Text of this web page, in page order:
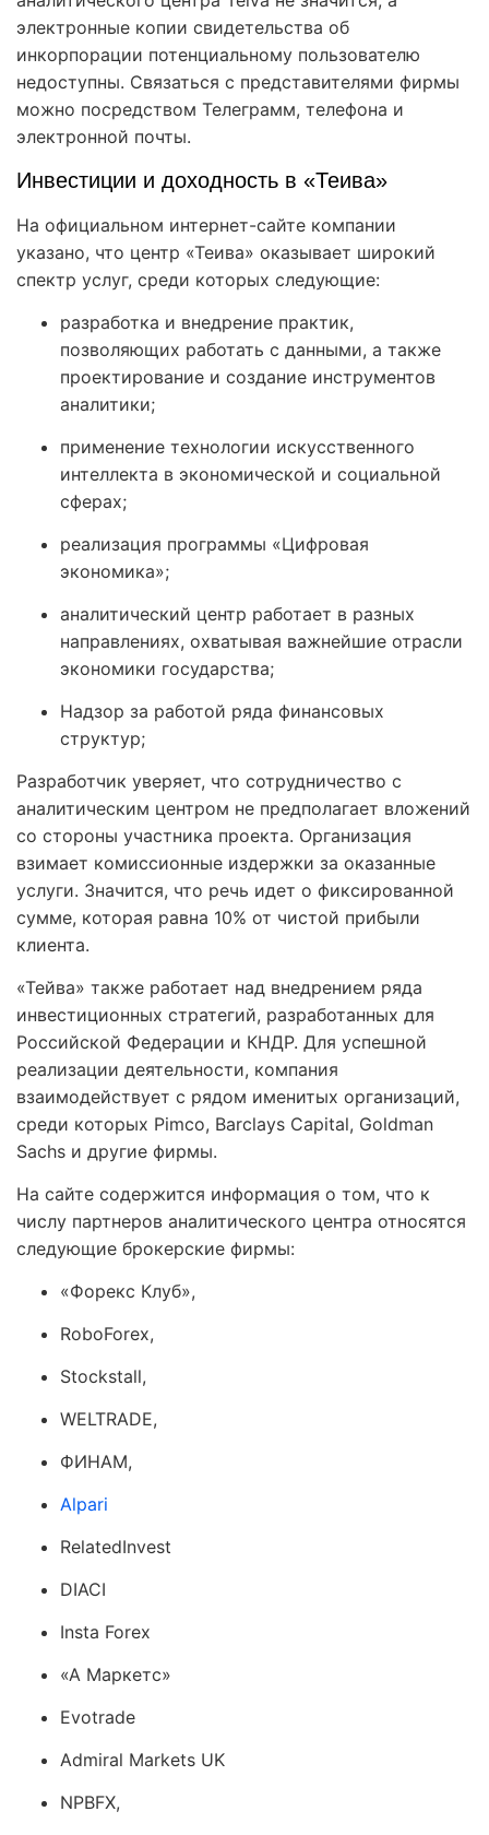
электронные копии свидетельства об
инкорпорации потенциальному пользователю
недоступны. Связаться с представителями фирмы
можно посредством Телеграмм, телефона и
электронной почты.
Инвестиции и доходность в «Теива»
На официальном интернет-сайте компании
указано, что центр «Теива» оказывает широкий
спектр услуг, среди которых следующие:
разработка и внедрение практик,
позволяющих работать с данными, а также
проектирование и создание инструментов
аналитики;
применение технологии искусственного
интеллекта в экономической и социальной
сферах;
реализация программы «Цифровая
экономика»;
аналитический центр работает в разных
направлениях, охватывая важнейшие отрасли
экономики государства;
Надзор за работой ряда финансовых
структур;
Разработчик уверяет, что сотрудничество с
аналитическим центром не предполагает вложений
со стороны участника проекта. Организация
взимает комиссионные издержки за оказанные
услуги. Значится, что речь идет о фиксированной
сумме, которая равна 10% от чистой прибыли
клиента.
«Тейва» также работает над внедрением ряда
инвестиционных стратегий, разработанных для
Российской Федерации и КНДР. Для успешной
реализации деятельности, компания
взаимодействует с рядом именитых организаций,
среди которых Pimco, Barclays Capital, Goldman
Sachs и другие фирмы.
На сайте содержится информация о том, что к
числу партнеров аналитического центра относятся
следующие брокерские фирмы:
«Форекс Клуб»,
RoboForex,
Stockstall,
WELTRADE,
ФИНАМ,
Alpari
RelatedInvest
DIACI
Insta Forex
«A Маркетс»
Evotrade
Admiral Markets UK
NPBFX,